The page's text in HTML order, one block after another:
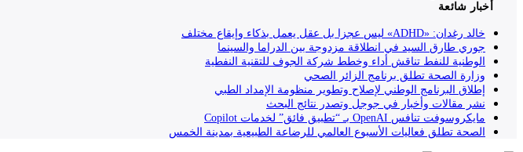
أخبار شائعة
خالد رغدان: «ADHD» ليس عجزا بل عقل يعمل بذكاء وإيقاع مختلف
جوري طارق السيد في انطلاقة مزدوجة بين الدراما والسينما
الوطنية للنفط تناقش أداء وخطط شركة الجوف للتقنية النفطية
وزارة الصحة تطلق برنامج الزائر الصحي
إطلاق البرنامج الوطني لإصلاح وتطوير منظومة الإمداد الطبي
نشر مقالات وأخبار في جوجل وتصدر نتائج البحث
مايكروسوفت تنافس OpenAI بـ “تطبيق فائق” لخدمات Copilot
الصحة تطلق فعاليات الأسبوع العالمي للرضاعة الطبيعية بمدينة الخمس